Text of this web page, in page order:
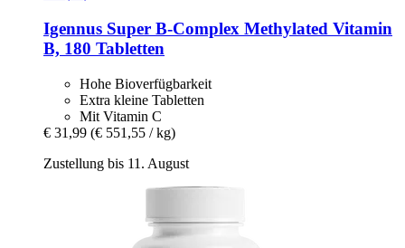
Igennus Super B-​Complex Methylated Vitamin
B, 180 Tabletten
Hohe Bioverfügbarkeit
Extra kleine Tabletten
Mit Vitamin C
€ 31,99 (€ 551,55 / kg)
Zustellung bis 11. August